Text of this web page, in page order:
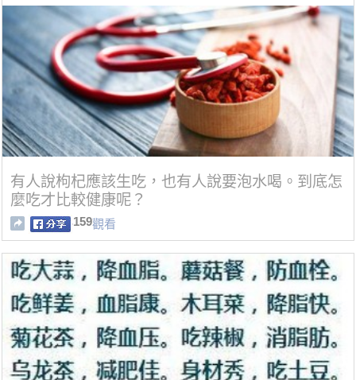
有人說枸杞應該生吃，也有人說要泡水喝。到底怎
麼吃才比較健康呢？
159觀看